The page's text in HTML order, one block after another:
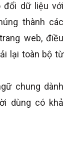
đổi dữ liệu với
thành các
web, điều
lại toàn bộ từ
chung dành
dùng có khả